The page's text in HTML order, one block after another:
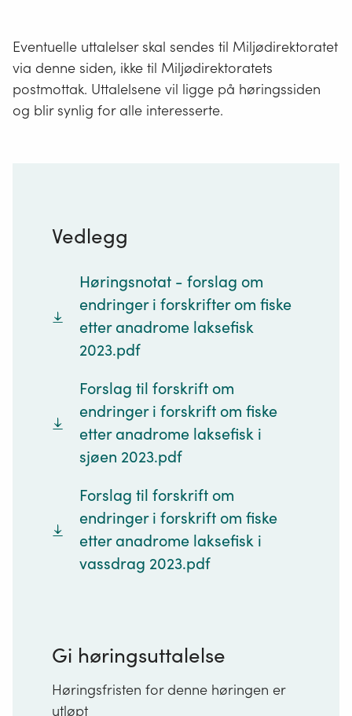
Eventuelle uttalelser skal sendes til Miljødirektoratet
via denne siden, ikke til Miljødirektoratets
postmottak. Uttalelsene vil ligge på høringssiden
og blir synlig for alle interesserte.
Vedlegg
Høringsnotat - forslag om
endringer i forskrifter om fiske
etter anadrome laksefisk
2023.pdf
Forslag til forskrift om
endringer i forskrift om fiske
etter anadrome laksefisk i
sjøen 2023.pdf
Forslag til forskrift om
endringer i forskrift om fiske
etter anadrome laksefisk i
vassdrag 2023.pdf
Gi høringsuttalelse
Høringsfristen for denne høringen er
utløpt